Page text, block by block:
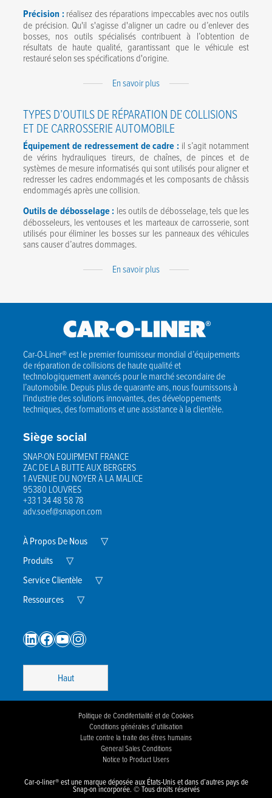
Précision :réalisez des réparations impeccables avec nos outils
de précision. Qu'il s'agisse d'aligner un cadre ou d’enlever des
bosses, nos outils spécialisés contribuent à l’obtention de
résultats de haute qualité, garantissant que le véhicule est
restauré selon ses spécifications d'origine.
En savoir plusExpand
TYPES D’OUTILS DE RÉPARATION DE COLLISIONS
ET DE CARROSSERIE AUTOMOBILE
Équipement de redressement de cadre : il s’agit notamment
de vérins hydrauliques tireurs, de chaînes, de pinces et de
systèmes de mesure informatisés qui sont utilisés pour aligner et
redresser les cadres endommagés et les composants de châssis
endommagés après une collision.
Outils de débosselage : les outils de débosselage, tels que les
débosseleurs, les ventouses et les marteaux de carrosserie, sont
utilisés pour éliminer les bosses sur les panneaux des véhicules
sans causer d’autres dommages.
En savoir plusExpand
Car-O-Liner® est le premier fournisseur mondial d’équipements
de réparation de collisions de haute qualité et
technologiquement avancés pour le marché secondaire de
l’automobile. Depuis plus de quarante ans, nous fournissons à
l’industrie des solutions innovantes, des développements
techniques, des formations et une assistance à la clientèle.
Siège social
SNAP-ON EQUIPMENT FRANCE
ZAC DE LA BUTTE AUX BERGERS
1 AVENUE DU NOYER À LA MALICE
95380 LOUVRES
+33 1 34 48 58 78
adv.soef@snapon.com
À Propos De Nous ▽Expand
Produits ▽Expand
Menu
Service Clientèle ▽Expand
Ressources ▽Expand
LinkedIn
Facebook
YouTube
Instagram
Haut
Politique de Condifentialité et de Cookies
Conditions générales d’utilisation
Lutte contre la traite des êtres humains
General Sales Conditions
Notice to Product Users
Car-o-liner® est une marque déposée aux États-Unis et dans d’autres pays de
Snap-on incorporée. © Tous droits réservés